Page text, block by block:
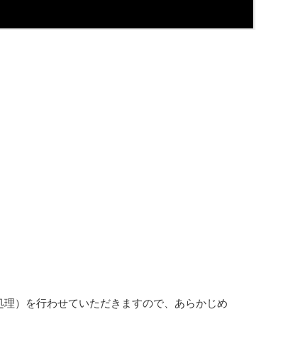
）を行わせていただきますので、あらかじめ